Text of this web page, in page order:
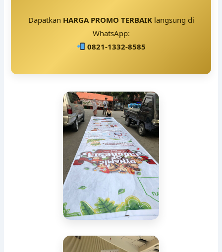
Dapatkan HARGA PROMO TERBAIKlangsung di
WhatsApp:
0821-1332-8585